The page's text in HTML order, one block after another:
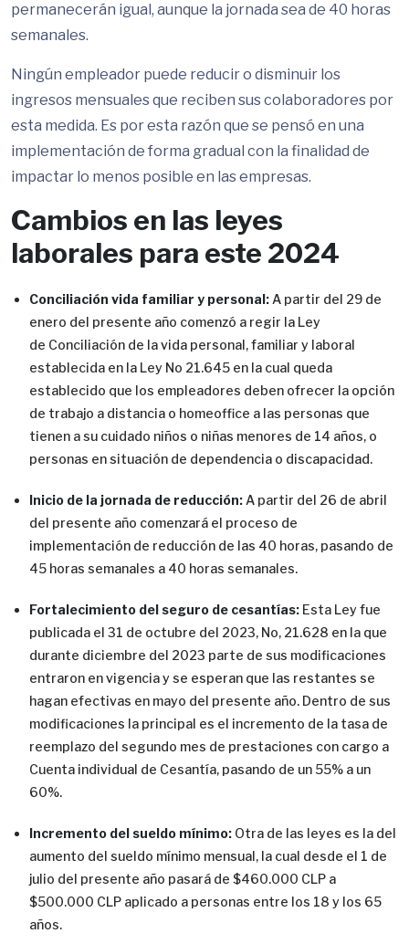
permanecerán igual, aunque la jornada sea de 40 horas
semanales.
Ningún empleador puede reducir o disminuir los
ingresos mensuales que reciben sus colaboradores por
esta medida. Es por esta razón que se pensó en una
implementación de forma gradual con la finalidad de
impactar lo menos posible en las empresas.
Cambios en las leyes
laborales para este 2024
Conciliación vida familiar y personal: A partir del 29 de
enero del presente año comenzó a regir la Ley
de Conciliación de la vida personal, familiar y laboral
establecida en la Ley No 21.645 en la cual queda
establecido que los empleadores deben ofrecer la opción
de trabajo a distancia o homeoffice a las personas que
tienen a su cuidado niños o niñas menores de 14 años, o
personas en situación de dependencia o discapacidad.
Inicio de la jornada de reducción: A partir del 26 de abril
del presente año comenzará el proceso de
implementación de reducción de las 40 horas, pasando de
45 horas semanales a 40 horas semanales.
Fortalecimiento del seguro de cesantías: Esta Ley fue
publicada el 31 de octubre del 2023, No, 21.628 en la que
durante diciembre del 2023 parte de sus modificaciones
entraron en vigencia y se esperan que las restantes se
hagan efectivas en mayo del presente año. Dentro de sus
modificaciones la principal es el incremento de la tasa de
reemplazo del segundo mes de prestaciones con cargo a
Cuenta individual de Cesantía, pasando de un 55% a un
60%.
Incremento del sueldo mínimo: Otra de las leyes es la del
aumento del sueldo mínimo mensual, la cual desde el 1 de
julio del presente año pasará de $460.000 CLP a
$500.000 CLP aplicado a personas entre los 18 y los 65
años.